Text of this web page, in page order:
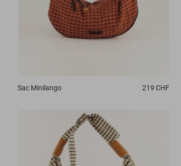
Sac Minilango 219 CHF